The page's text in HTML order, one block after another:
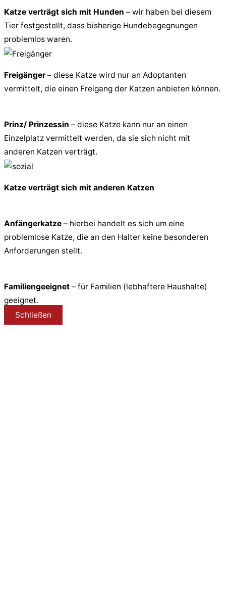
Katze verträgt sich mit Hunden – wir haben bei diesem
Tier festgestellt, dass bisherige Hundebegegnungen
problemlos waren.
Freigänger – diese Katze wird nur an Adoptanten
vermittelt, die einen Freigang der Katzen anbieten können.
Prinz/ Prinzessin – diese Katze kann nur an einen
Einzelplatz vermittelt werden, da sie sich nicht mit
anderen Katzen verträgt.
Katze verträgt sich mit anderen Katzen
Anfängerkatze – hierbei handelt es sich um eine
problemlose Katze, die an den Halter keine besonderen
Anforderungen stellt.
Familiengeeignet – für Familien (lebhaftere Haushalte)
geeignet.
Schließen